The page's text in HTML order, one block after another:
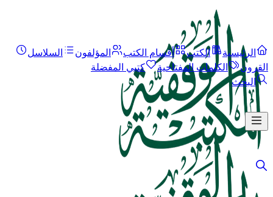
الرئيسية الكتب أقسام الكتب المؤلفون
السلاسل
القرون
الكلمات المفتاحية
كتبي المفضلة
البحث